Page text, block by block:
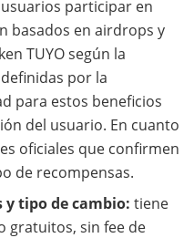
participar en
basados en airdrops y
TUYO según la
por la
para estos beneficios
del usuario. En cuanto
oficiales que confirmen
de recompensas.
y tipo de cambio: tiene
gratuitos, sin fee de